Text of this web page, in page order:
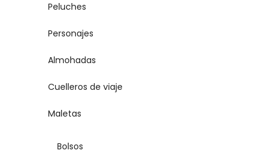
Peluches
Personajes
Almohadas
Cuelleros de viaje
Maletas
Bolsos